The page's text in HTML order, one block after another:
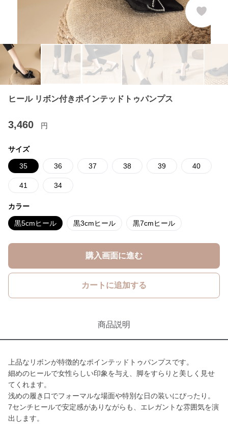
ヒール リボン付きポインテッドトゥパンプス
3,460 円
サイズ
35 36 37 38 39 40
41 34
カラー
黒5cmヒール 黒3cmヒール 黒7cmヒール
購入画面に進む
カートに追加する
商品説明
上品なリボンが特徴的なポインテッドトゥパンプスです。
細めのヒールで女性らしい印象を与え、脚をすらりと美しく見せ
てくれます。
浅めの履き口でフォーマルな場面や特別な日の装いにぴったり。
7センチヒールで安定感がありながらも、エレガントな雰囲気を演
出します。